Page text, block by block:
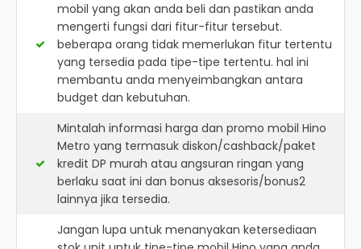
mobil yang akan anda beli dan pastikan anda
mengerti fungsi dari fitur-fitur tersebut.
beberapa orang tidak memerlukan fitur tertentu
yang tersedia pada tipe-tipe tertentu. hal ini
membantu anda menyeimbangkan antara
budget dan kebutuhan.
Mintalah informasi harga dan promo mobil Hino
Metro yang termasuk diskon/cashback/paket
kredit DP murah atau angsuran ringan yang
berlaku saat ini dan bonus aksesoris/bonus2
lainnya jika tersedia.
Jangan lupa untuk menanyakan ketersediaan